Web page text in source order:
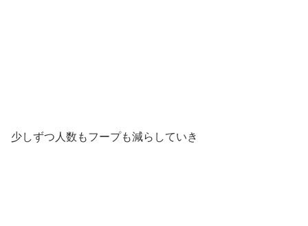
少しずつ人数もフープも減らしていき